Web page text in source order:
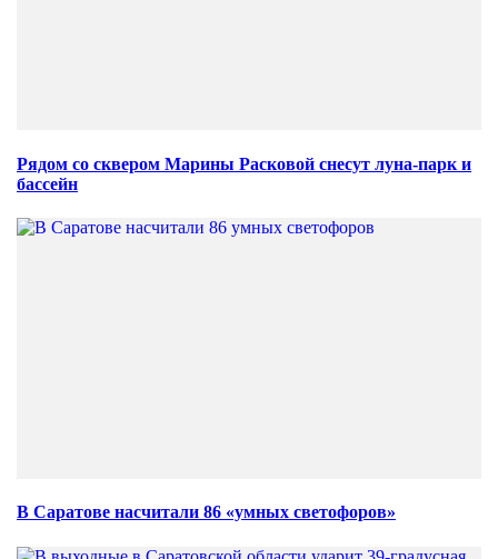
Рядом со сквером Марины Расковой снесут луна-парк и
бассейн
В Саратове насчитали 86 «умных светофоров»